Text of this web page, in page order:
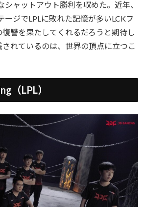
シャットアウト勝利を収めた。近年、
ージでLPLに敗れた記憶が多いLCKフ
復讐を果たしてくれるだろうと期待し
されているのは、世界の頂点に立つこ
（LPL）